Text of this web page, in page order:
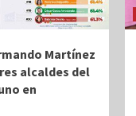
Martínez
alcaldes del
en